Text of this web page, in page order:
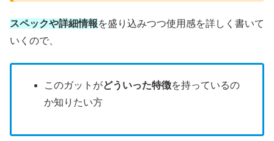
スペックや詳細情報を盛り込みつつ使用感を詳しく書いて
いくので、
このガットがどういった特徴を持っているの
か知りたい方